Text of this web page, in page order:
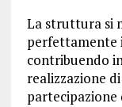
La struttura si
perfettamente
contribuendo
realizzazione